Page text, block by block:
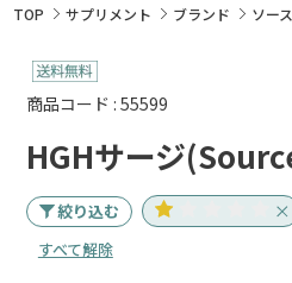
TOP
サプリメント ブランド ソー
商品コード : 55599
HGHサージ
絞り込む
すべて解除